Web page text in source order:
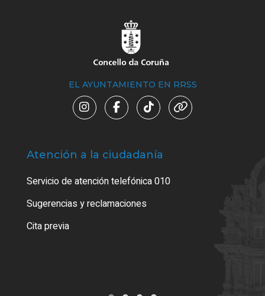
EL AYUNTAMIENTO EN RRSS
Atención a la ciudadanía
Servicio de atención telefónica 010
Sugerencias y reclamaciones
Cita previa